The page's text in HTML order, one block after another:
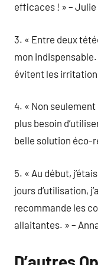
efficaces ! » – Julie
3. « Entre deux
mon
évitent les
4. « Non
plus besoin
belle solution éco-
5. « Au début,
jours d’utilisation,
recommande les
allaitantes. » –